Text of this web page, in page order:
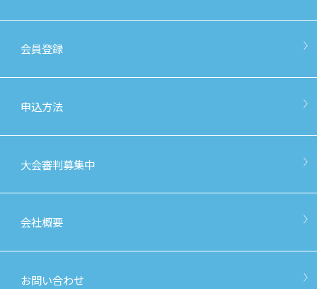
会員登録
申込方法
大会審判募集中
会社概要
お問い合わせ